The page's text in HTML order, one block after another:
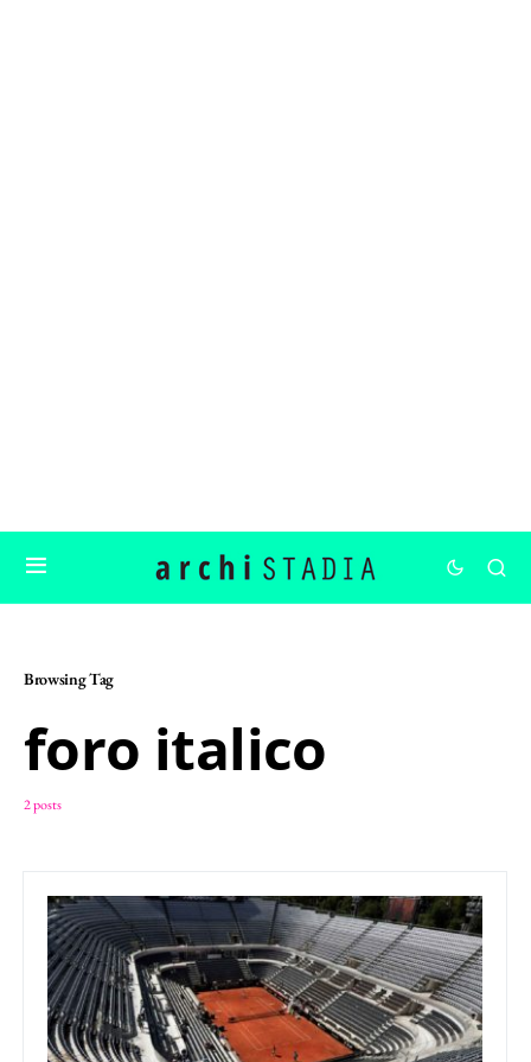
Browsing Tag
foro italico
2 posts